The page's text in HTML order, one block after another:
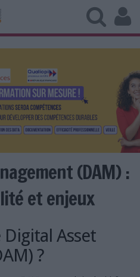
(DAM) :
et enjeux
Digital Asset
?